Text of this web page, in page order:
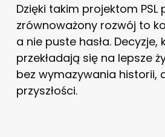
Dzięki takim projektom PSL
zrównoważony rozwój to
a nie puste hasła. Decyzje,
przekładają się na lepsze
bez wymazywania historii,
przyszłości.